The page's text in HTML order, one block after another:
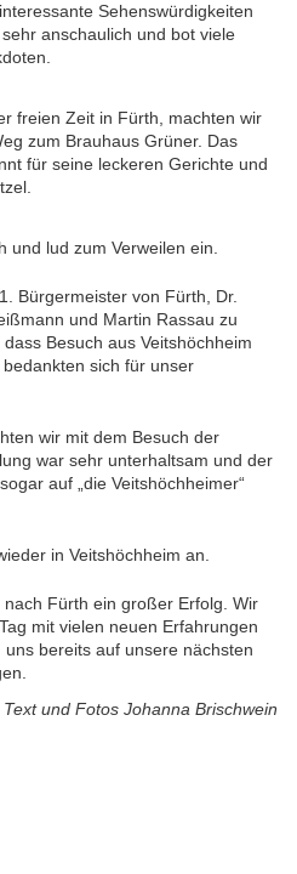
Sehenswürdigkeiten
anschaulich und bot viele
freien Zeit in Fürth, machten wir
zum Brauhaus Grüner. Das
für seine leckeren Gerichte und
und lud zum Verweilen ein.
Bürgermeister von Fürth, Dr.
und Martin Rassau zu
Besuch aus Veitshöchheim
sich für unser
wir mit dem Besuch der
war sehr unterhaltsam und der
auf „die Veitshöchheimer“
in Veitshöchheim an.
Fürth ein großer Erfolg. Wir
mit vielen neuen Erfahrungen
bereits auf unsere nächsten
Text und Fotos Johanna Brischwein